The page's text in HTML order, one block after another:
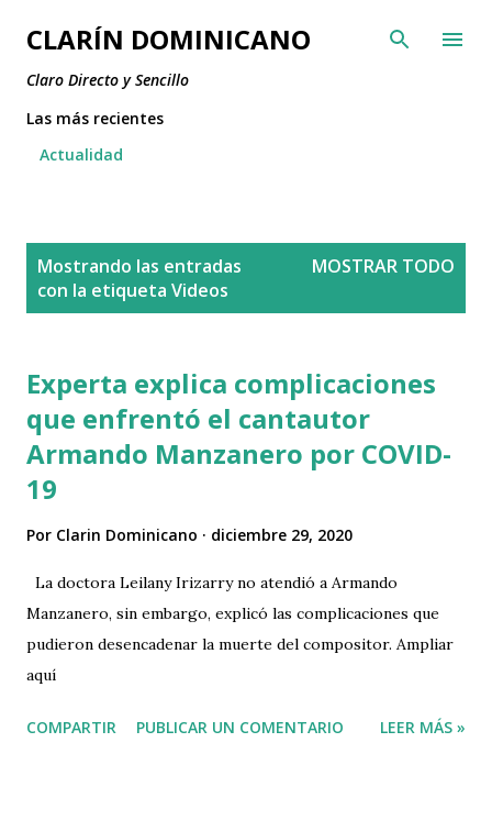
Ir al contenido principal
CLARÍN DOMINICANO
Claro Directo y Sencillo
Las más recientes
Actualidad
Mostrando las entradas
con la etiqueta Videos
MOSTRAR TODO
Experta explica complicaciones
que enfrentó el cantautor
Armando Manzanero por COVID-
19
Por Clarin Dominicano diciembre 29, 2020
La doctora Leilany Irizarry no atendió a Armando
Manzanero, sin embargo, explicó las complicaciones que
pudieron desencadenar la muerte del compositor. Ampliar
aquí
COMPARTIR PUBLICAR UN COMENTARIO LEER MÁS »